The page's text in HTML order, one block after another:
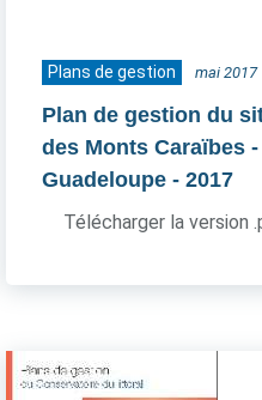
Plans de gestion mai 2017
Plan de gestion du
des Monts Caraïbes -
Guadeloupe - 2017
Télécharger la version